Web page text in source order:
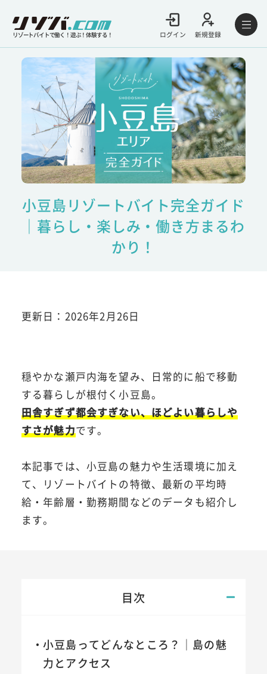
リゾートバイトで働く！遊ぶ！体験する！ ログイン 新規登録
小豆島リゾートバイト完全ガイド
｜暮らし・楽しみ・働き方まるわ
かり！
更新日：2026年2月26日
穏やかな瀬戸内海を望み、日常的に船で移動
する暮らしが根付く小豆島。
田舎すぎず都会すぎない、ほどよい暮らしや
すさが魅力です。
本記事では、小豆島の魅力や生活環境に加え
て、リゾートバイトの特徴、最新の平均時
給・年齢層・勤務期間などのデータも紹介し
ます。
目次
小豆島ってどんなところ？｜島の魅
力とアクセス